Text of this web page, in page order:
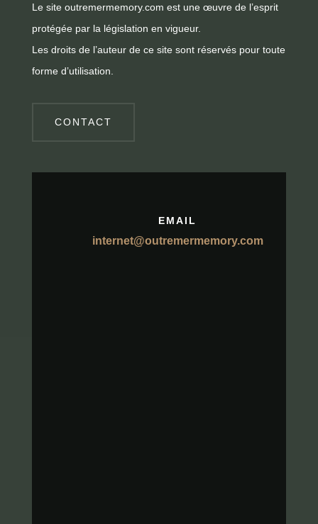
Le site outremermemory.com est une œuvre de l’esprit
protégée par la législation en vigueur.
Les droits de l’auteur de ce site sont réservés pour toute
forme d’utilisation.
CONTACT
EMAIL
internet@outremermemory.com